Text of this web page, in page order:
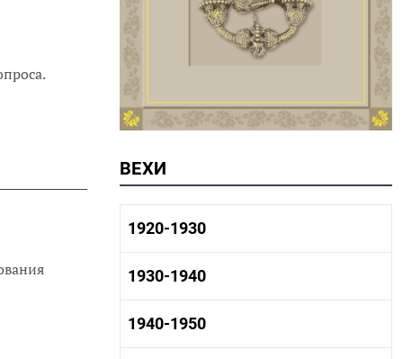
ВЕХИ
1920-1930
1920-1930 история
1920-1930 культура
1930-1940
1930-1940 история
1930-1940 культура
1940-1950